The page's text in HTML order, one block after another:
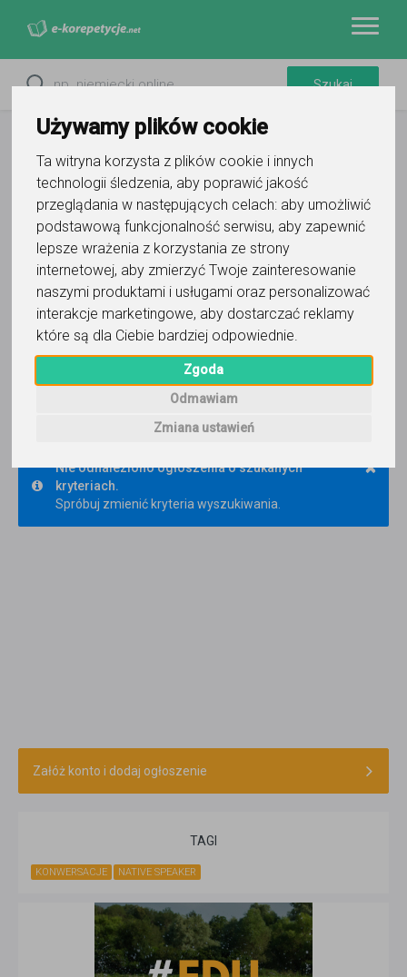
Używamy plików cookie
Ta witryna korzysta z plików cookie i innych
technologii śledzenia, aby poprawić jakość
przeglądania w następujących celach: aby umożliwić
podstawową funkcjonalność serwisu, aby zapewnić
lepsze wrażenia z korzystania ze strony
internetowej, aby zmierzyć Twoje zainteresowanie
naszymi produktami i usługami oraz personalizować
interakcje marketingowe, aby dostarczać reklamy
które są dla Ciebie bardziej odpowiednie.
Zgoda
Odmawiam
Zmiana ustawień
Filtry
×
Nie odnaleziono ogłoszenia o szukanych
kryteriach.
Spróbuj zmienić kryteria wyszukiwania.
Załóż konto i dodaj ogłoszenie
TAGI
KONWERSACJE NATIVE SPEAKER